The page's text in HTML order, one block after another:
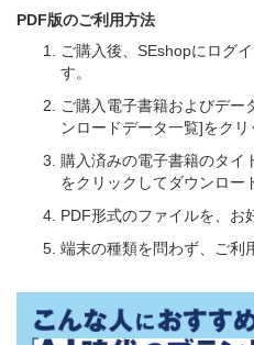
PDF版のご利用方法
ご購入後、SEshopにログ
す。
ご購入電子書籍およびデー
ンロードデータ一覧]をクリ
購入済みの電子書籍のタイ
をクリックしてダウンロー
PDF形式のファイルを、お
端末の種類を問わず、ご利